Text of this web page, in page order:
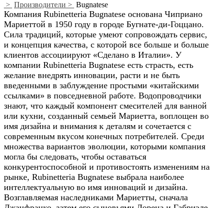
> Производители > Bugnatese
Компания Rubinetteria Bugnatese основана Чиприано
Мариеттой в 1950 году в городе Бугнате-ди-Гоццано.
Сила традиций, которые умеют сопровождать сервис,
и концепция качества, с которой все больше и больше
клиентов ассоциируют «Сделано в Италии». У
компании Rubinetteria Bugnatese есть страсть, есть
желание внедрять инновации, расти и не быть
введенными в заблуждение простыми «китайскими
ссылками» в повседневной работе. Водопроводчики
знают, что каждый компонент смесителей для ванной
или кухни, созданный семьей Мариетта, воплощен во
имя дизайна и внимания к деталям и сочетается с
современным вкусом конечных потребителей. Среди
множества вариантов эволюции, которыми компания
могла бы следовать, чтобы оставаться
конкурентоспособной и противостоять изменениям на
рынке, Rubinetteria Bugnatese выбрала наиболее
интеллектуальную во имя инноваций и дизайна.
Возглавляемая наследниками Мариетты, сначала